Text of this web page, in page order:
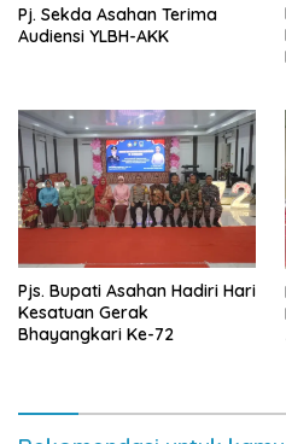
Pj. Sekda Asahan Terima
Audiensi YLBH-AKK
Pjs. Bupati Asahan Hadiri Hari
Kesatuan Gerak
Bhayangkari Ke-72